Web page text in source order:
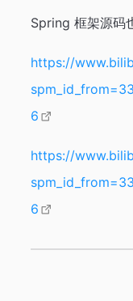
Spring 框架源码
https://
6
https://
6